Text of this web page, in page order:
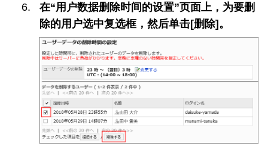
在“用户数据删除时间的设置”页面上，为要删
除的用户选中复选框，然后单击[删除]。